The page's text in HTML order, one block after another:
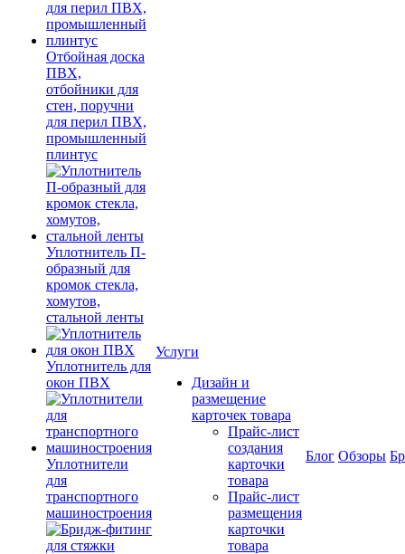
Отбойная доска
ПВХ,
отбойники для
стен, поручни
для перил ПВХ,
промышленный
плинтус
Уплотнитель П-
образный для
кромок стекла,
хомутов,
стальной ленты
Уплотнитель для
окон ПВХ
Уплотнители
для
транспортного
машиностроения
Услуги
Дизайн и
размещение
карточек товара
Прайс-лист
создания
карточки
товара
Прайс-лист
размещения
карточки
товара
Блог Обзоры